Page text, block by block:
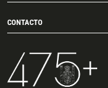
CONTACTO